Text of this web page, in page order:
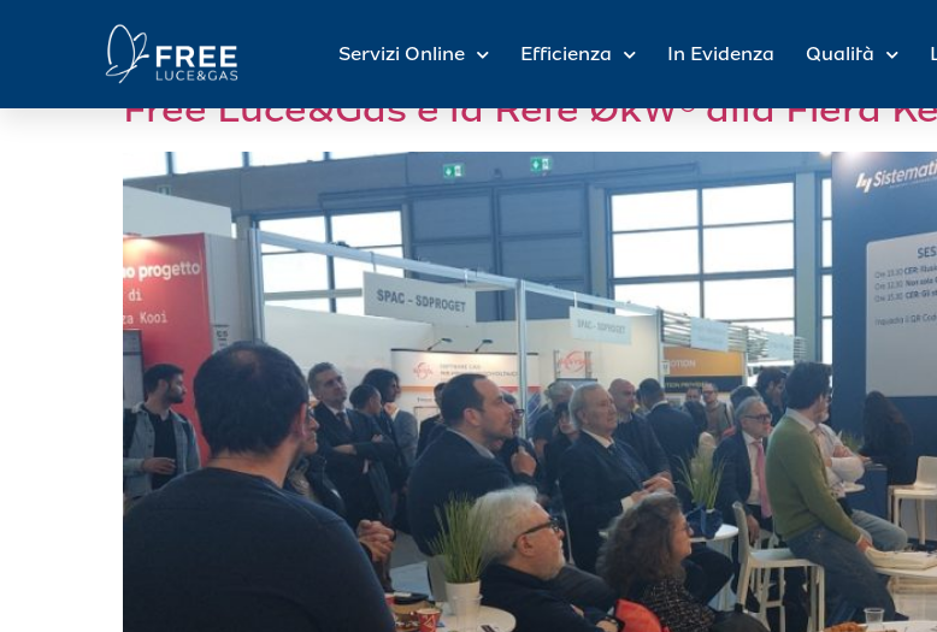
Servizi Online Efficienza In Evidenza Qualità
Giorno: 11 Febbraio 2025
Free Luce&Gas e la Rete ØkW® alla Fiera